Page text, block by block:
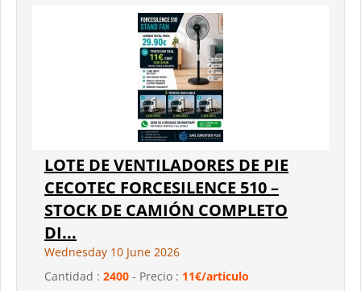
LOTE DE VENTILADORES DE PIE
CECOTEC FORCESILENCE 510 –
STOCK DE CAMIÓN COMPLETO
DI...
Wednesday 10 June 2026
Cantidad : 2400 - Precio : 11€/articulo